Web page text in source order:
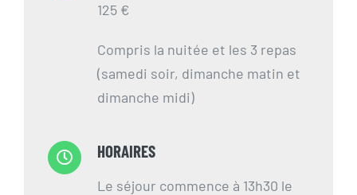
125 €
Compris la nuitée et les 3 repas
(samedi soir, dimanche matin et
dimanche midi)
HORAIRES
Le séjour commence à 13h30 le